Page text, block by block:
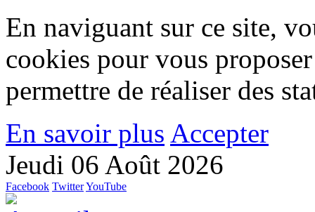
En naviguant sur ce site,
cookies pour vous
permettre de réaliser des
En savoir plus Accepter
Jeudi 06 Août 2026
Facebook TwitterYouTube